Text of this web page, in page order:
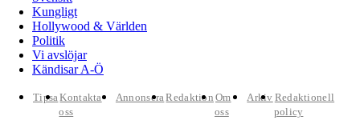
Kungligt
Hollywood & Världen
Politik
Vi avslöjar
Kändisar A-Ö
TipsaKontakta
oss
AnnonseraRedaktion Om
oss
Arkiv Redaktionell
policy